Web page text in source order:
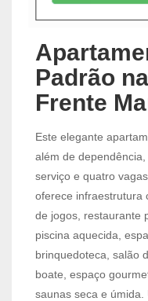
Padrão
Frente
Este elegante
além de
serviço e quatro
oferece infraestrutura
de jogos, restaurante
piscina aquecida,
brinquedoteca, salão
boate, espaço
saunas seca e